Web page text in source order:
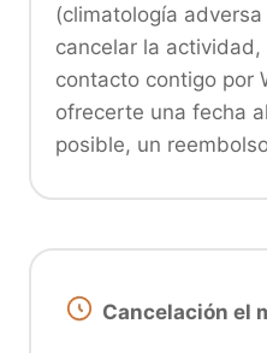
(climatología
cancelar la
contacto contigo por
ofrecerte una fecha
posible, un
Cancelación el